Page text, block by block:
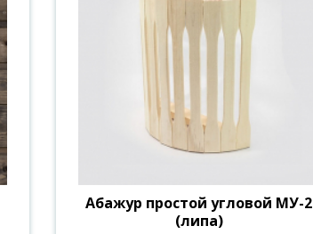
Абажур простой угловой МУ-2
(липа)